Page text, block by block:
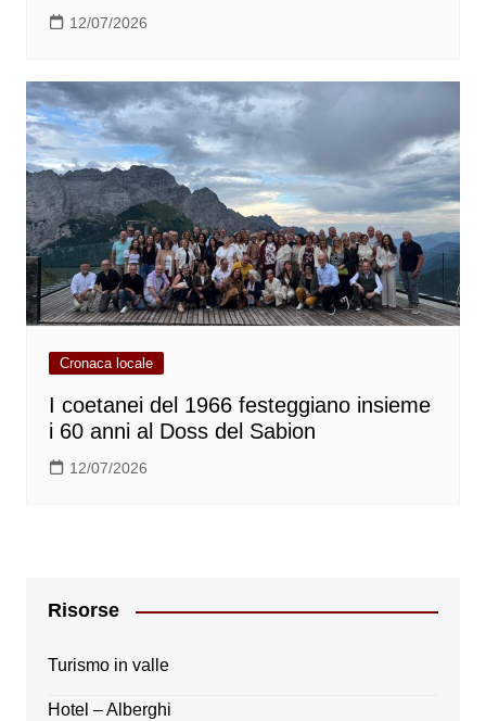
12/07/2026
Cronaca locale
I coetanei del 1966 festeggiano insieme
i 60 anni al Doss del Sabion
12/07/2026
Risorse
Turismo in valle
Hotel – Alberghi